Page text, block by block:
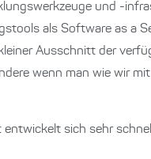
und -
als Software as a
Ausschnitt der
wenn man wie wir
entwickelt sich sehr